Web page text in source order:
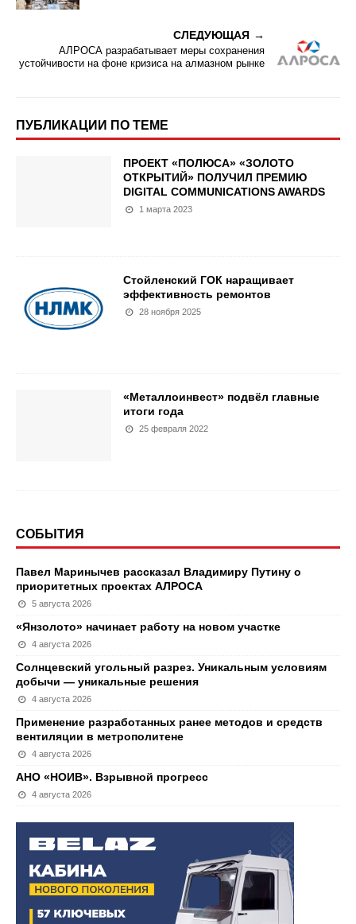
СЛЕДУЮЩАЯ
АЛРОСА разрабатывает меры сохранения
устойчивости на фоне кризиса на алмазном рынке
ПУБЛИКАЦИИ ПО ТЕМЕ
ПРОЕКТ «ПОЛЮСА» «ЗОЛОТО
ОТКРЫТИЙ» ПОЛУЧИЛ ПРЕМИЮ
DIGITAL COMMUNICATIONS AWARDS
1 марта 2023
Стойленский ГОК наращивает
эффективность ремонтов
28 ноября 2025
«Металлоинвест» подвёл главные
итоги года
25 февраля 2022
СОБЫТИЯ
Павел Маринычев рассказал Владимиру Путину о
приоритетных проектах АЛРОСА
5 августа 2026
«Янзолото» начинает работу на новом участке
4 августа 2026
Солнцевский угольный разрез. Уникальным условиям
добычи — уникальные решения
4 августа 2026
Применение разработанных ранее методов и средств
вентиляции в метрополитене
4 августа 2026
АНО «НОИВ». Взрывной прогресс
4 августа 2026